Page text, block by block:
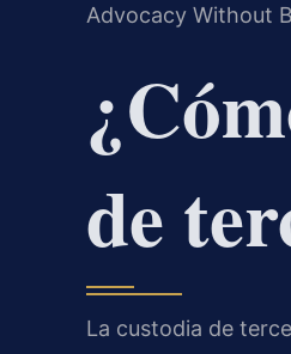
Advocacy Without
de
La custodia de